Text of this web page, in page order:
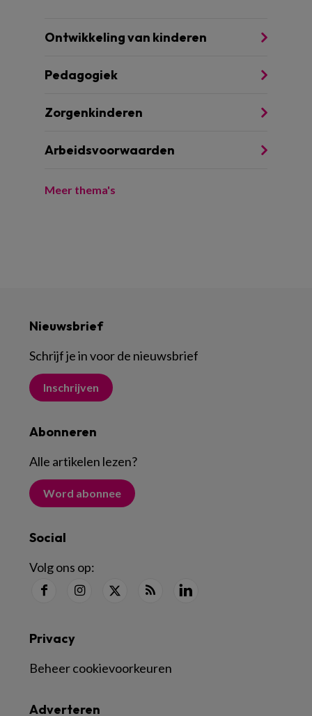
Ontwikkeling van kinderen
Pedagogiek
Zorgenkinderen
Arbeidsvoorwaarden
Meer thema's
Nieuwsbrief
Schrijf je in voor de nieuwsbrief
Inschrijven
Abonneren
Alle artikelen lezen?
Word abonnee
Social
Volg ons op:
Adverteren
Privacy
Beheer cookievoorkeuren